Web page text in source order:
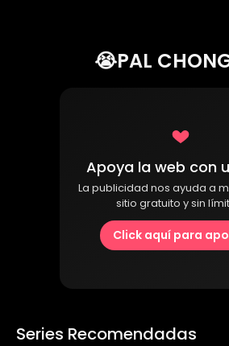
😭PAL
Apoya la web con
La publicidad nos ayuda a
sitio gratuito y sin
Click aquí para
Series Recomendadas